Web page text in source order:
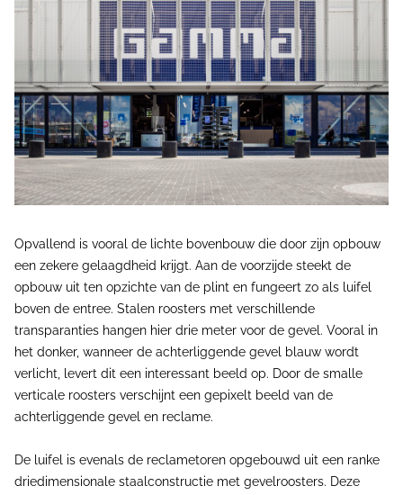
Opvallend is vooral de lichte bovenbouw die door zijn opbouw
een zekere gelaagdheid krijgt. Aan de voorzijde steekt de
opbouw uit ten opzichte van de plint en fungeert zo als luifel
boven de entree. Stalen roosters met verschillende
transparanties hangen hier drie meter voor de gevel. Vooral in
het donker, wanneer de achterliggende gevel blauw wordt
verlicht, levert dit een interessant beeld op. Door de smalle
verticale roosters verschijnt een gepixelt beeld van de
achterliggende gevel en reclame.
De luifel is evenals de reclametoren opgebouwd uit een ranke
driedimensionale staalconstructie met gevelroosters. Deze